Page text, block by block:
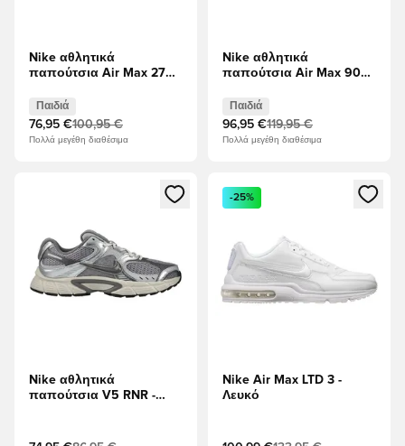
Nike αθλητικά
παπούτσια Air Max 270 -
Ανθρακίτης Παιδιά
Παιδιά
76,95 €100,95 €
Πολλά μεγέθη διαθέσιμα
Nike αθλητικά
παπούτσια Air Max 90
Crystal Παιδιά
Παιδιά
96,95 €119,95 €
Πολλά μεγέθη διαθέσιμα
Ανοίγει ένα Modal για να συνδεθείτε ή να εγγραφείτε ως
Nike αθλητικά
παπούτσια V5 RNR -
Ανοίγει ένα Modal για να
-25%
Nike Air Max LTD 3 -
Λευκό